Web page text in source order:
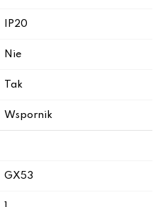
IP20
Nie
Tak
Wspornik
GX53